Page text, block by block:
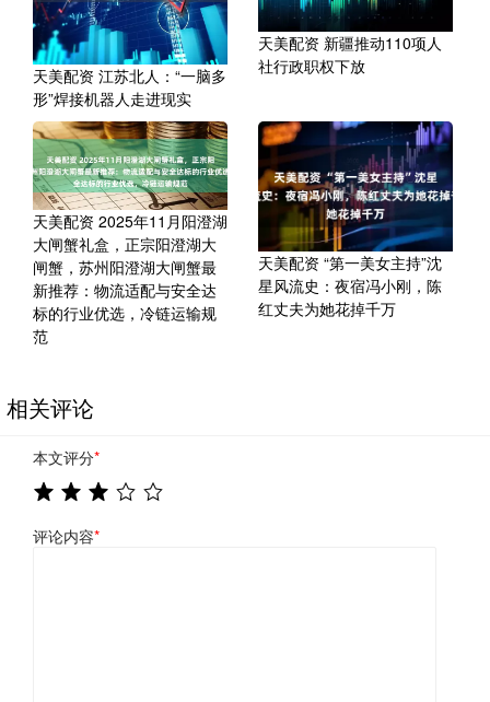
天美配资 江苏北人：“一脑多
形”焊接机器人走进现实
天美配资 新疆推动110项人
社行政职权下放
天美配资 2025年11月阳澄湖
大闸蟹礼盒，正宗阳澄湖大
闸蟹，苏州阳澄湖大闸蟹最
新推荐：物流适配与安全达
标的行业优选，冷链运输规
范
天美配资 “第一美女主持”沈
星风流史：夜宿冯小刚，陈
红丈夫为她花掉千万
相关评论
本文评分*
评论内容*